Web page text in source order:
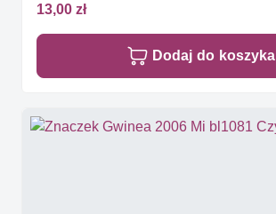
13,00 zł
Dodaj do koszyka